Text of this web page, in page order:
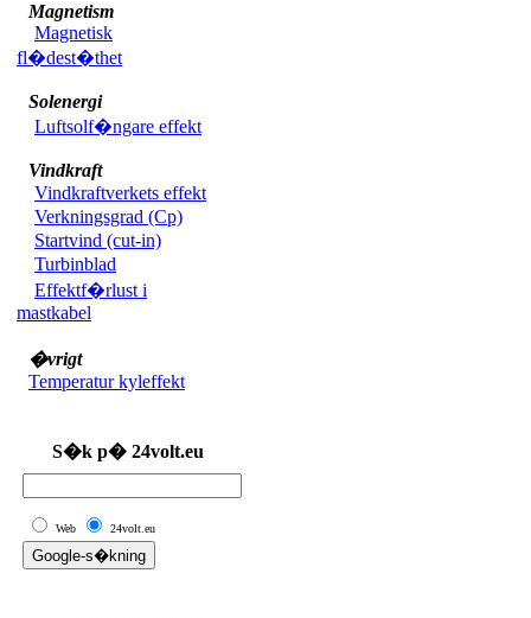
Magnetism
Magnetisk
fl�dest�thet
Solenergi
Luftsolf�ngare effekt
Vindkraft
Vindkraftverkets effekt
Verkningsgrad (Cp)
Startvind (cut-in)
Turbinblad
Effektf�rlust i
mastkabel
�vrigt
Temperatur kyleffekt
S�k p� 24volt.eu
Web 24volt.eu